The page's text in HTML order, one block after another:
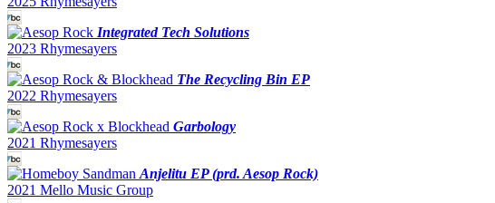
Integrated Tech Solutions
2023 Rhymesayers
The Recycling Bin EP
2022 Rhymesayers
Garbology
2021 Rhymesayers
Anjelitu EP (prd. Aesop Rock)
2021 Mello Music Group